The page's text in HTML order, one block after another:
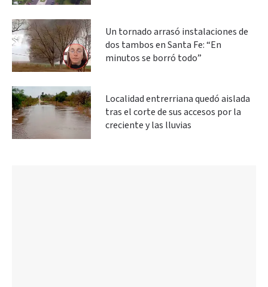
Un tornado arrasó instalaciones de
dos tambos en Santa Fe: “En
minutos se borró todo”
Localidad entrerriana quedó aislada
tras el corte de sus accesos por la
creciente y las lluvias